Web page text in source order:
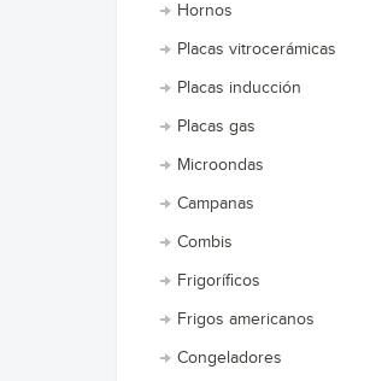
Hornos
Placas vitrocerámicas
Placas inducción
Placas gas
Microondas
Campanas
Combis
Frigoríficos
Frigos americanos
Congeladores